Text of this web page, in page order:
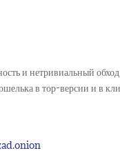
и нетривиальный обход
в тор-версии и в